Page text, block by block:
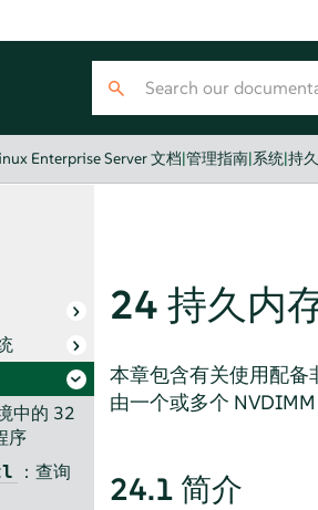
Enterprise Server 文档|管理指南|系统|持
中的 32
序
：查询
24 持久内
本章包含有关使用配备
由一个或多个 NVDIMM
24.1 简介